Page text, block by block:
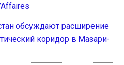
обсуждают расширение
коридор в Мазари-